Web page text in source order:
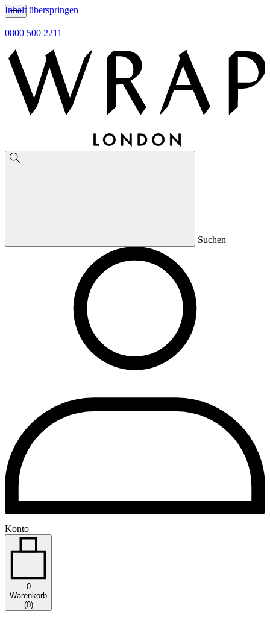
Inhalt überspringen
0800 500 2211
Suchen
Konto
0
Warenkorb
(0)